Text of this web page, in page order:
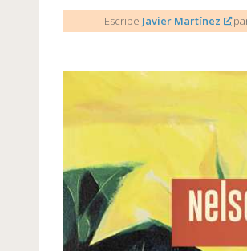
Escribe Javier Martínez